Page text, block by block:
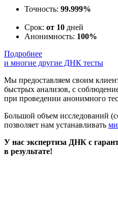
Точность: 99.999%
Срок: от 10 дней
Анонимность: 100%
Подробнее
и многие другие ДНК тесты
Мы предоставляем своим
быстрых анализов, с
при проведении анонимного
Большой объем исследований
позволяет нам устанавливать
У нас экспертиза ДНК с
в результате!